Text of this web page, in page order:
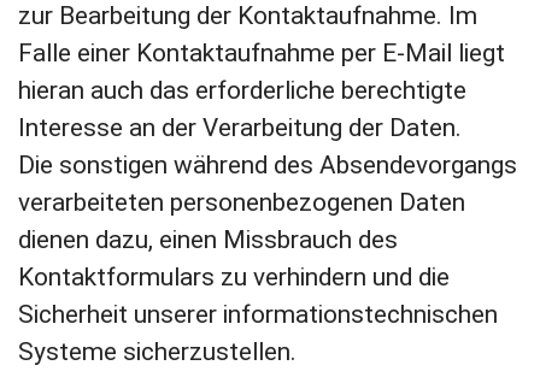
zur Bearbeitung der Kontaktaufnahme. Im
Falle einer Kontaktaufnahme per E-Mail liegt
hieran auch das erforderliche berechtigte
Interesse an der Verarbeitung der Daten.
Die sonstigen während des Absendevorgangs
verarbeiteten personenbezogenen Daten
dienen dazu, einen Missbrauch des
Kontaktformulars zu verhindern und die
Sicherheit unserer informationstechnischen
Systeme sicherzustellen.